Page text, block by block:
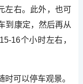
左右。此外，也可
到康定，然后再从
16个小时左右，
可以停车观景。